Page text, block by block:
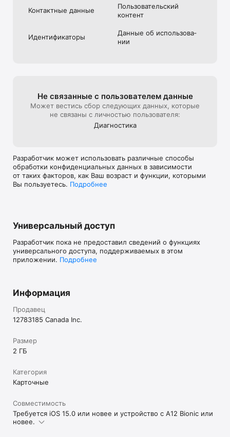
Контактные данные
Пользова­тель­ский
контент
Идентифика­торы
Данные об использова­
нии
Не связанные с пользова­телем данные
Может вестись сбор следующих данных, которые
не связаны с личностью пользователя:
Диагностика
Разработчик может использовать различные способы
обработки конфиденциальных данных в зависимости
от таких факторов, как Ваш возраст и функции, которыми
Вы пользуетесь. Подробнее
Универсальный доступ
Разработчик пока не предоставил сведений о функциях
универсального доступа, поддерживаемых в этом
приложении. Подробнее
Информация
Продавец
12783185 Canada Inc.
Размер
2 ГБ
Категория
Карточные
Совместимость
Требуется iOS 15.0 или новее и устройство с А12 Bionic или
новее.